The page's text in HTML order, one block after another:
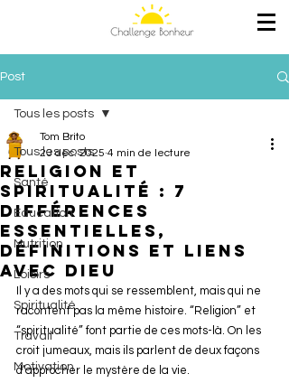
Post
Tous les posts
Santé
Education
Nutrition
Loisirs
Spiritualité
Travail
Motivation
Tous les posts
Religion et
spiritualité : 7
différences
essentielles,
définitions et liens
avec Dieu
Tom Brito
23 déc. 2025 4 min de lecture
Il y a des mots qui se ressemblent, mais qui ne
racontent pas la même histoire. “Religion” et
“spiritualité” font partie de ces mots-là. On les
croit jumeaux, mais ils parlent de deux façons
d’approcher le mystère de la vie.